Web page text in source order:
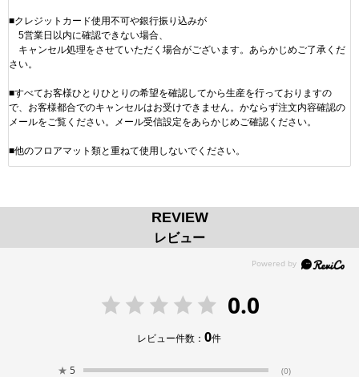
■クレジットカード使用不可や銀行振り込みが
5営業日以内に確認できない場合、
キャンセル処理をさせていただく場合がございます。あらかじめご了承くだ
さい。
■すべてお客様ひとりひとりの希望を確認してから生産を行っておりますの
で、お客様都合でのキャンセルはお受けできません。かならず注文内容確認の
メールをご覧ください。メール受信設定をあらかじめご確認ください。
■他のフロアマット類と重ねて使用しないでください。
REVIEW
レビュー
0.0
レビュー件数：0件
★ 5 (0)